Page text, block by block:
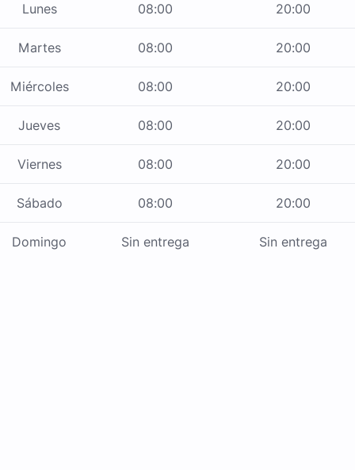
Lunes 08:00 20:00
Martes 08:00 20:00
Miércoles 08:00 20:00
Jueves 08:00 20:00
Viernes 08:00 20:00
Sábado 08:00 20:00
Domingo Sin entrega Sin entrega